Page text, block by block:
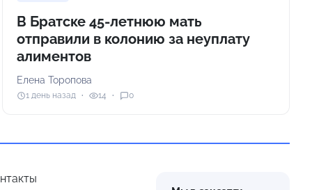
В Братске 45-летнюю мать
отправили в колонию за неуплату
алиментов
Елена Торопова
1 день назад 14 0